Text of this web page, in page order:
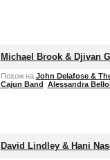
Michael Brook & Djivan
Похож на John Delafose &
Cajun Band Alessandra
David Lindley & Hani